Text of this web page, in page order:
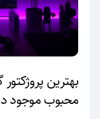
بهترین
محبوب موجود در